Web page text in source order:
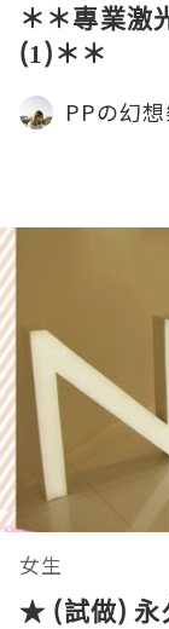
＊＊專業激
(1)＊＊
PPの幻
女生
★ (試做) 永